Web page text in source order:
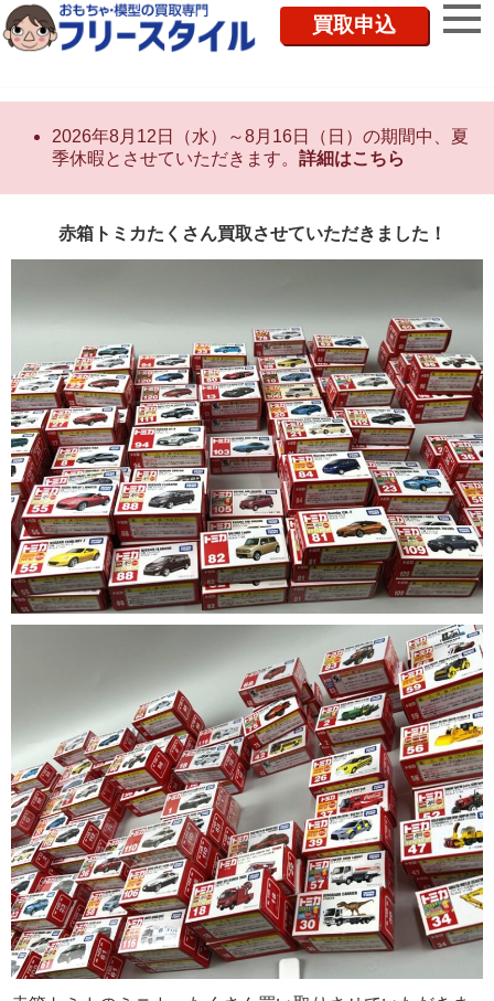
買取申込
2026年8月12日（水）～8月16日（日）の期間中、夏
季休暇とさせていただきます。 詳細はこちら
赤箱トミカたくさん買取させていただきました！